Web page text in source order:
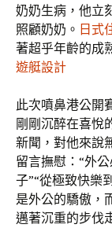
奶奶生病，他立
照顧奶奶。 日式
著超乎年齡的成
遊艇設計
此次噴鼻港公開
剛剛沉醉在喜悅
新聞，對他來說
留言撫慰：“外
子”“從極致快樂
是外公的驕傲，
邁著沉重的步伐